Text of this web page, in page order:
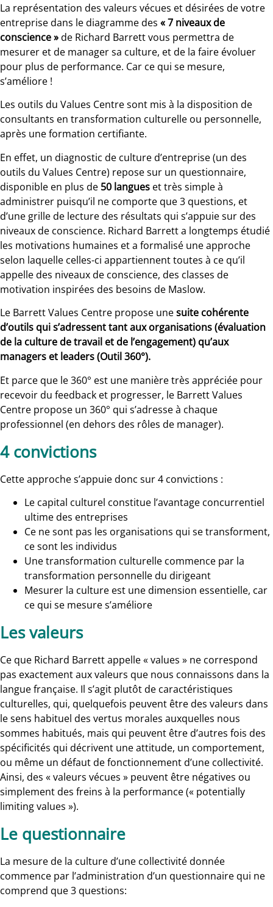
La représentation des valeurs vécues et désirées de votre
entreprise dans le diagramme des « 7 niveaux de
conscience »de Richard Barrett vous permettra de
mesurer et de manager sa culture, et de la faire évoluer
pour plus de performance. Car ce qui se mesure,
s’améliore !
Les outils du Values Centre sont mis à la disposition de
consultants en transformation culturelle ou personnelle,
après une formation certifiante.
En effet, un diagnostic de culture d’entreprise (un des
outils du Values Centre) repose sur un questionnaire,
disponible en plus de 50 langues et très simple à
administrer puisqu’il ne comporte que 3 questions, et
d’une grille de lecture des résultats qui s’appuie sur des
niveaux de conscience. Richard Barrett a longtemps étudié
les motivations humaines et a formalisé une approche
selon laquelle celles-ci appartiennent toutes à ce qu’il
appelle des niveaux de conscience, des classes de
motivation inspirées des besoins de Maslow.
Le Barrett Values Centre propose unesuite cohérente
d’outils qui s’adressent tant aux organisations (évaluation
de la culture de travail et de l’engagement) qu’aux
managers et leaders (Outil 360°).
Et parce que le 360° est une manière très appréciée pour
recevoir du feedback et progresser, le Barrett Values
Centre propose un 360° qui s’adresse à chaque
professionnel (en dehors des rôles de manager).
4 convictions
Cette approche s’appuie donc sur 4 convictions :
Le capital culturel constitue l’avantage concurrentiel
ultime des entreprises
Ce ne sont pas les organisations qui se transforment,
ce sont les individus
Une transformation culturelle commence par la
transformation personnelle du dirigeant
Mesurer la culture est une dimension essentielle, car
ce qui se mesure s’améliore
Les valeurs
Ce que Richard Barrett appelle « values » ne correspond
pas exactement aux valeurs que nous connaissons dans la
langue française. Il s’agit plutôt de caractéristiques
culturelles, qui, quelquefois peuvent être des valeurs dans
le sens habituel des vertus morales auxquelles nous
sommes habitués, mais qui peuvent être d’autres fois des
spécificités qui décrivent une attitude, un comportement,
ou même un défaut de fonctionnement d’une collectivité.
Ainsi, des « valeurs vécues » peuvent être négatives ou
simplement des freins à la performance (« potentially
limiting values »).
Le questionnaire
La mesure de la culture d’une collectivité donnée
commence par l’administration d’un questionnaire qui ne
comprend que 3 questions: